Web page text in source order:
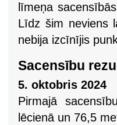
līmeņa
Līdz šim neviens
nebija izcīnījis
Sacensību
5. oktobris 2024
Pirmajā
lēcienā un 76,5